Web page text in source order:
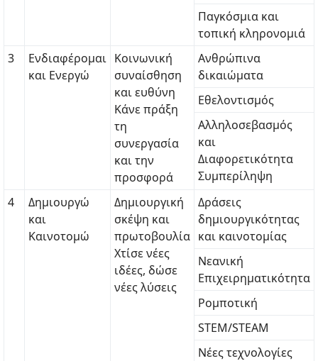
Παγκόσμια και
τοπική κληρονομιά
3
Ενδιαφέρομαι
και Ενεργώ
Κοινωνική
συναίσθηση
και ευθύνη
Κάνε πράξη
τη
συνεργασία
και την
προσφορά
Ανθρώπινα
δικαιώματα
Eθελοντισμός
Αλληλοσεβασμός
και
Διαφορετικότητα
Συμπερίληψη
4
Δημιουργώ
και
Καινοτομώ
Δημιουργική
σκέψη και
πρωτοβουλία
Χτίσε νέες
ιδέες, δώσε
νέες λύσεις
Δράσεις
δημιουργικότητας
και καινοτομίας
Νεανική
Επιχειρηματικότητα
Ρομποτική
STEM/STEAM
Νέες τεχνολογίες